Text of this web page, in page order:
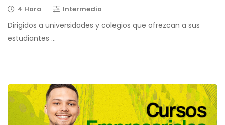
4 Hora Intermedio
Dirigidos a universidades y colegios que ofrezcan a sus
estudiantes …